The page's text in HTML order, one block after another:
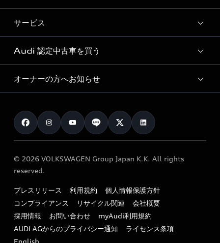
デジタルサービス
試乗車・展示車検索
見積り依頼
試乗予約
特別仕様モデル / 限定モデル
e-tronラインアップ
価格シミュレーション
車両比較
カタログ一覧
純正アクセサリー
オンラインショップ
Audi collection
アウディナビアプリ
サービス
サービス入庫予約
サービスプログラム
メンテナンス
車検 / 定期点検
e-tronアフターサポート
myAudi
Audi 認定中古車を買う
Audi認定中古車
クオリティ
保証
メンテナンス
ファイナンス
キャンペーン / イベント
買取査定
オーナーの方へお知らせ
お知らせ
オーナー様向けキャンペーン
特定整備適用車一覧
リサイクル法
よくある質問（FAQ）
© 2026 VOLKSWAGEN Group Japan K.K. All rights
reserved.
プレスリリース 利用規約
個人情報保護方針
コンプライアンス
リサイクル関連
会社概要
採用情報
お問い合わせ
myAudi利用規約
AUDI AGからのプライバシー通知
ライセンス条項
English